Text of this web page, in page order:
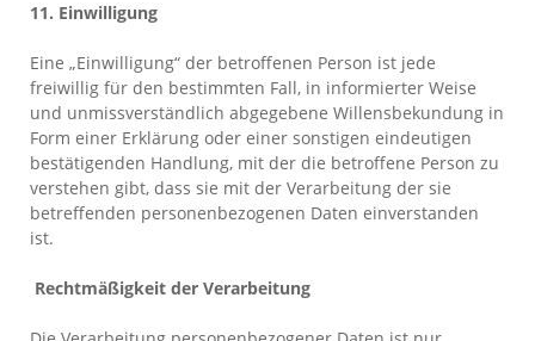
11. Einwilligung
Eine „Einwilligung“ der betroffenen Person ist jede
freiwillig für den bestimmten Fall, in informierter Weise
und unmissverständlich abgegebene Willensbekundung in
Form einer Erklärung oder einer sonstigen eindeutigen
bestätigenden Handlung, mit der die betroffene Person zu
verstehen gibt, dass sie mit der Verarbeitung der sie
betreffenden personenbezogenen Daten einverstanden
ist.
Rechtmäßigkeit der Verarbeitung